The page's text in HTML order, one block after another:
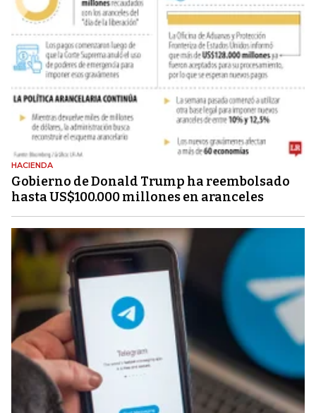
HACIENDA
Gobierno de Donald Trump ha reembolsado
hasta US$100.000 millones en aranceles